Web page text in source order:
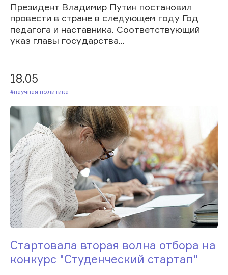
Президент Владимир Путин постановил
провести в стране в следующем году Год
педагога и наставника. Соответствующий
указ главы государства...
18.05
#Научная политика
Стартовала вторая волна отбора на
конкурс "Студенческий стартап"